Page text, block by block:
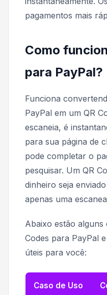
pagamentos mais
Como
para PayPal?
Funciona
PayPal em um QR
escaneia, é
para sua página de
pode completar o
pesquisar. Um QR
dinheiro seja
apenas uma
Abaixo estão alguns
Codes para PayPal
úteis para você:
Caso de Uso